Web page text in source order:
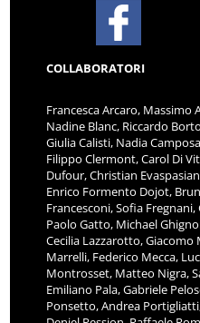
COLLABORATORI
Francesca Arcaro, Massimo
Nadine Blanc, Riccardo
Giulia Calisti, Nadia
Filippo Clermont, Carol Di
Dufour, Christian
Enrico Formento Dojot,
Francesconi, Sofia
Paolo Gatto, Michael
Cecilia Lazzarotto, Giacomo
Marrelli, Federico Mecca,
Montrosset, Matteo Nigra,
Emiliano Pala, Gabriele
Ponsetto, Andrea